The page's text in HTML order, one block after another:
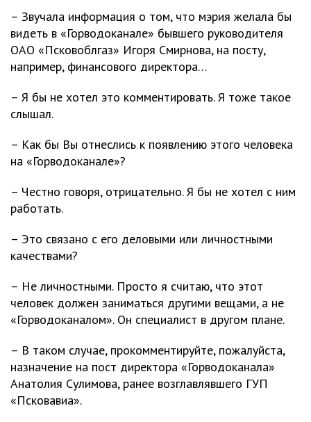
– Звучала информация о том, что мэрия желала бы
видеть в «Горводоканале» бывшего руководителя
ОАО «Псковоблгаз» Игоря Смирнова, на посту,
например, финансового директора…
– Я бы не хотел это комментировать. Я тоже такое
слышал.
– Как бы Вы отнеслись к появлению этого человека
на «Горводоканале»?
– Честно говоря, отрицательно. Я бы не хотел с ним
работать.
– Это связано с его деловыми или личностными
качествами?
– Не личностными. Просто я считаю, что этот
человек должен заниматься другими вещами, а не
«Горводоканалом». Он специалист в другом плане.
– В таком случае, прокомментируйте, пожалуйста,
назначение на пост директора «Горводоканала»
Анатолия Сулимова, ранее возглавлявшего ГУП
«Псковавиа».